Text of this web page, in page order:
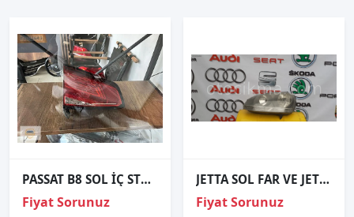
PASSAT B8 SOL İÇ STOP ORJİNAL SÖKME
Fiyat Sorunuz
JETTA SOL FAR VE JETTA TÜM ORJİNAL ÇIKMA YEDEK PARÇALAR
Fiyat Sorunuz